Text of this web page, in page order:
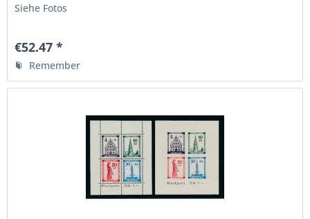
Siehe Fotos
€52.47 *
Remember